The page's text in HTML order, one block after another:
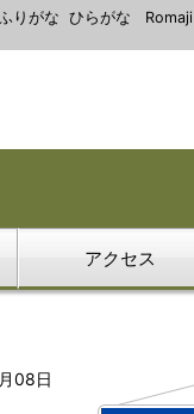
りがな ひらがな Romaji
アクセス
08日